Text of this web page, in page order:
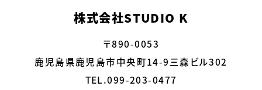
株式会社STUDIO K
〒890-0053
鹿児島県鹿児島市中央町14-9三森ビル302
TEL.099-203-0477